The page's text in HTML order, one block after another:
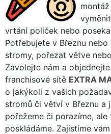
vrtání poliček nebo
Potřebujete v Březnu
stromy, pořezat větve
Zavolejte nám a
franchisové sítě EXTRA
o jakýkoli z vašich
stromů či větví v Březnu a
pořežeme či porazíme, ale
poskládáme. Zajistíme